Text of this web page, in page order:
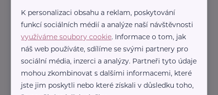
REKLAMA
K personalizaci obsahu a reklam, poskytování
funkcí sociálních médií a analýze naší návštěvnosti
využíváme soubory cookie. Informace o tom, jak
náš web používáte, sdílíme se svými partnery pro
sociální média, inzerci a analýzy. Partneři tyto údaje
mohou zkombinovat s dalšími informacemi, které
jste jim poskytli nebo které získali v důsledku toho,